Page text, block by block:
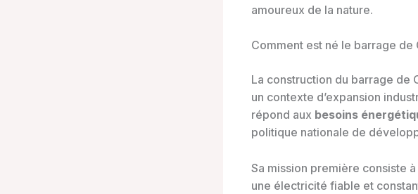
amoureux de la nature.
Comment est né le barrage
La construction du barrage de
un contexte d’expansion
répond aux besoins
politique nationale de
Sa mission première consiste
une électricité fiable et